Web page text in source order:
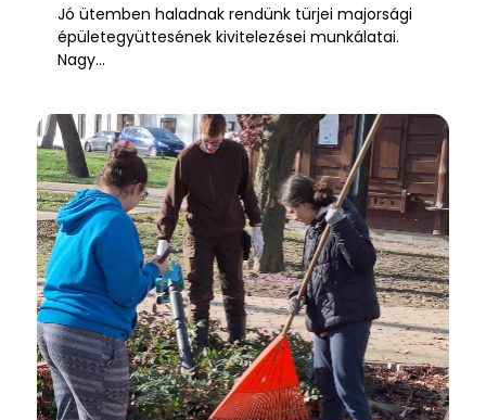
Jó ütemben haladnak rendünk türjei majorsági
épületegyüttesének kivitelezései munkálatai.
Nagy…